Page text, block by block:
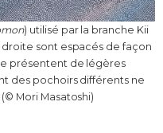
) utilisé par la branche Kii
sont espacés de façon
présentent de légères
des pochoirs différents ne
Mori Masatoshi)